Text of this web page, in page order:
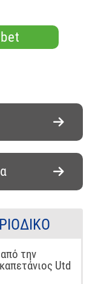
την
Utd